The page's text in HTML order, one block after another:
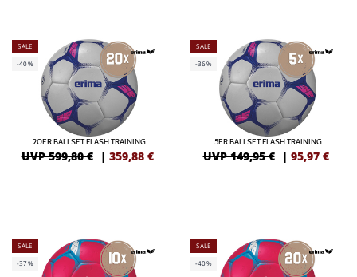
SALE
-40%
20ER BALLSET FLASH TRAINING
UVP 599,80 € | 359,88 €
SALE
-36%
5ER BALLSET FLASH TRAINING
UVP 149,95 € | 95,97 €
SALE
-37%
SALE
-40%